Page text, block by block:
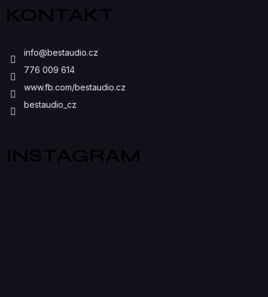
KONTAKT
info@bestaudio.cz
776 009 614
www.fb.com/bestaudio.cz
bestaudio_cz
INSTAGRAM